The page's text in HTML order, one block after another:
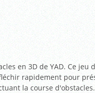
en 3D de YAD. Ce jeu
rapidement pour
la course d'obstacles.